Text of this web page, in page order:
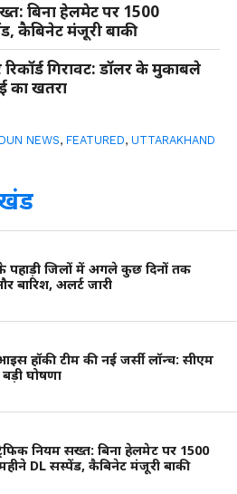
बिना हेलमेट पर 1500
कैबिनेट मंजूरी बाकी
गिरावट: डॉलर के मुकाबले
का खतरा
NEWS, FEATURED, UTTARAKHAND
पहाड़ी जिलों में अगले कुछ दिनों तक
बारिश, अलर्ट जारी
हॉकी टीम की नई जर्सी लॉन्च: सीएम
घोषणा
नियम सख्त: बिना हेलमेट पर 1500
महीने DL सस्पेंड, कैबिनेट मंजूरी बाकी